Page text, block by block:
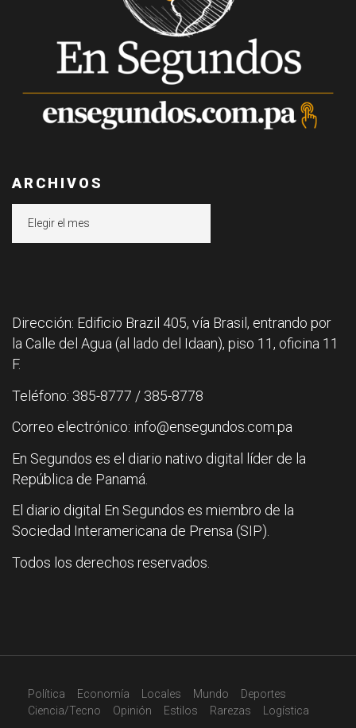
ARCHIVOS
Dirección: Edificio Brazil 405, vía Brasil, entrando por
la Calle del Agua (al lado del Idaan), piso 11, oficina 11
F.
Teléfono: 385-8777 / 385-8778
Correo electrónico: info@ensegundos.com.pa
En Segundos es el diario nativo digital líder de la
República de Panamá.
El diario digital En Segundos es miembro de la
Sociedad Interamericana de Prensa (SIP).
Todos los derechos reservados.
Política Economía Locales Mundo
Deportes
Ciencia/Tecno
Opinión Estilos Rarezas Logística